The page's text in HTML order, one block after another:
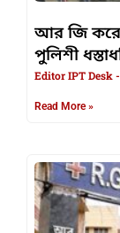
আর জি করে
পুলিশী
Editor IPT Desk
Read More »